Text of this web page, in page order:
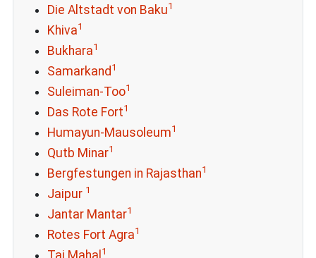
Die Altstadt von Baku1
Khiva1
Bukhara1
Samarkand 1
Suleiman-Too1
Das Rote Fort1
Humayun-Mausoleum1
Qutb Minar1
Bergfestungen in Rajasthan1
Jaipur 1
Jantar Mantar1
Rotes Fort Agra1
Taj Mahal 1